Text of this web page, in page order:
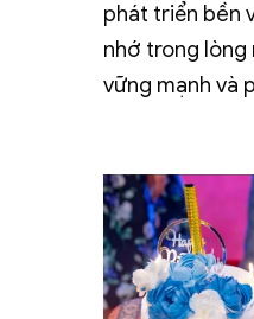
phát triển bền
nhớ trong lòng
vững mạnh và